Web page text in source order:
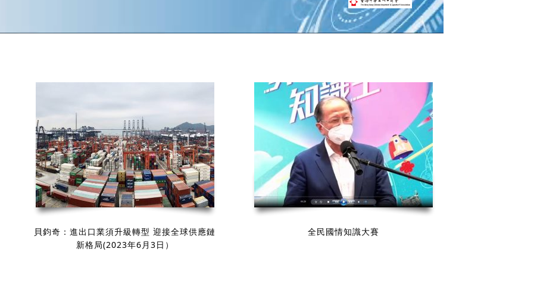
貝鈞奇：進出口業須升級轉型 迎接全球供應鏈
新格局(2023年6月3日）
全民國情知識大賽